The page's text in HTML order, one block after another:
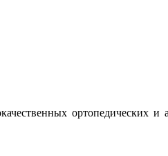
ортопедических и